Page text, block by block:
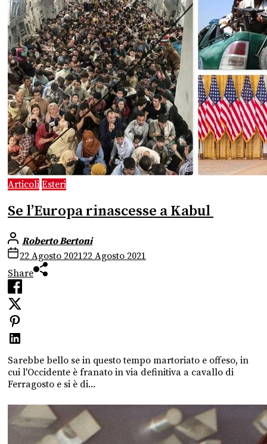
Articoli Esteri
Se l’Europa rinascesse a Kabul
Roberto Bertoni
22 Agosto 202122 Agosto 2021
Share
Sarebbe bello se in questo tempo martoriato e offeso, in
cui l'Occidente è franato in via definitiva a cavallo di
Ferragosto e si è di...